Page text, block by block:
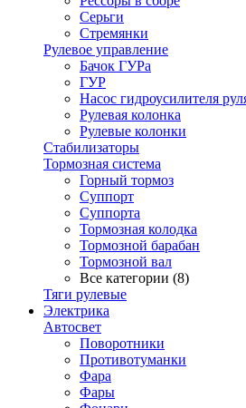
Серьги
Стремянки
Рулевое управление
Бачок ГУРа
ГУР
Насос гидроусилителя
Рулевая колонка
Рулевые колонки
Стабилизаторы
Тормозная система
Горный тормоз
Суппорт
Суппорта
Тормозная колодка
Тормозной барабан
Тормозной вал
Все категории (8)
Тяги рулевые
Электрика
Автосвет
Поворотники
Противотуманки
Фара
Фары